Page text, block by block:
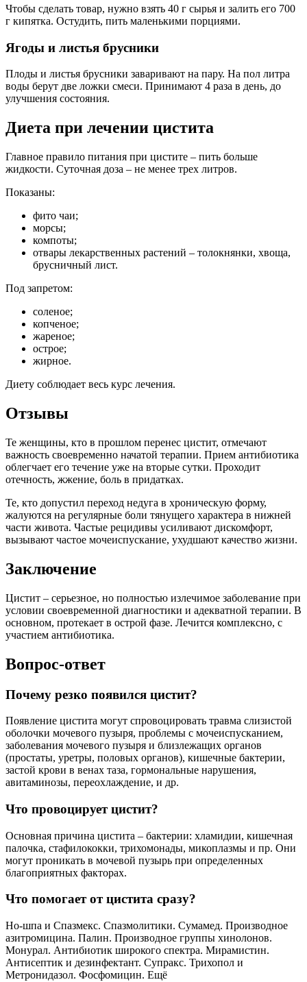
Чтобы сделать товар, нужно взять 40 г сырья и залить его 700
г кипятка. Остудить, пить маленькими порциями.
Ягоды и листья брусники
Плоды и листья брусники заваривают на пару. На пол литра
воды берут две ложки смеси. Принимают 4 раза в день, до
улучшения состояния.
Диета при лечении цистита
Главное правило питания при цистите – пить больше
жидкости. Суточная доза – не менее трех литров.
Показаны:
фито чаи;
морсы;
компоты;
отвары лекарственных растений – толокнянки, хвоща,
брусничный лист.
Под запретом:
соленое;
копченое;
жареное;
острое;
жирное.
Диету соблюдает весь курс лечения.
Отзывы
Те женщины, кто в прошлом перенес цистит, отмечают
важность своевременно начатой терапии. Прием антибиотика
облегчает его течение уже на вторые сутки. Проходит
отечность, жжение, боль в придатках.
Те, кто допустил переход недуга в хроническую форму,
жалуются на регулярные боли тянущего характера в нижней
части живота. Частые рецидивы усиливают дискомфорт,
вызывают частое мочеиспускание, ухудшают качество жизни.
Заключение
Цистит – серьезное, но полностью излечимое заболевание при
условии своевременной диагностики и адекватной терапии. В
основном, протекает в острой фазе. Лечится комплексно, с
участием антибиотика.
Вопрос-ответ
Почему резко появился цистит?
Появление цистита могут спровоцировать травма слизистой
оболочки мочевого пузыря, проблемы с мочеиспусканием,
заболевания мочевого пузыря и близлежащих органов
(простаты, уретры, половых органов), кишечные бактерии,
застой крови в венах таза, гормональные нарушения,
авитаминозы, переохлаждение, и др.
Что провоцирует цистит?
Основная причина цистита – бактерии: хламидии, кишечная
палочка, стафилококки, трихомонады, микоплазмы и пр. Они
могут проникать в мочевой пузырь при определенных
благоприятных факторах.
Что помогает от цистита сразу?
Но-шпа и Спазмекс. Спазмолитики. Сумамед. Производное
азитромицина. Палин. Производное группы хинолонов.
Монурал. Антибиотик широкого спектра. Мирамистин.
Антисептик и дезинфектант. Супракс. Трихопол и
Метронидазол. Фосфомицин. Ещё